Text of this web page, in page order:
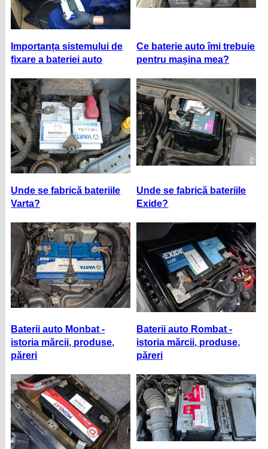
Importanța sistemului de
fixare a bateriei auto
Ce baterie auto îmi trebuie
pentru mașina mea?
Unde se fabrică bateriile
Varta?
Unde se fabrică bateriile
Exide?
Baterii auto Monbat -
istoria mărcii, produse,
păreri
Baterii auto Rombat -
istoria mărcii, produse,
păreri